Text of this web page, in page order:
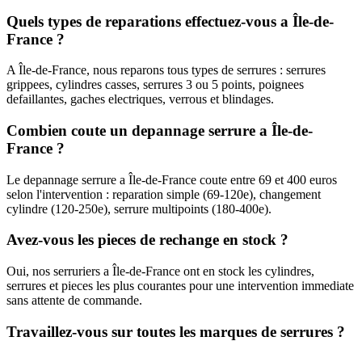
Quels types de reparations effectuez-vous a Île-de-
France ?
A Île-de-France, nous reparons tous types de serrures : serrures
grippees, cylindres casses, serrures 3 ou 5 points, poignees
defaillantes, gaches electriques, verrous et blindages.
Combien coute un depannage serrure a Île-de-
France ?
Le depannage serrure a Île-de-France coute entre 69 et 400 euros
selon l'intervention : reparation simple (69-120e), changement
cylindre (120-250e), serrure multipoints (180-400e).
Avez-vous les pieces de rechange en stock ?
Oui, nos serruriers a Île-de-France ont en stock les cylindres,
serrures et pieces les plus courantes pour une intervention immediate
sans attente de commande.
Travaillez-vous sur toutes les marques de serrures ?